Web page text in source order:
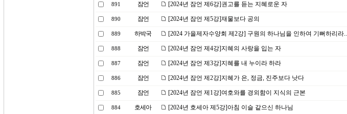
891 잠언 [2024년 잠언 제6강]권고를 듣는 지혜로운 자
890 잠언 [2024년 잠언 제5강]재물보다 공의
889 하박국 [2024 가을제자수양회 제2강] 구원의 하나님을 인하여 기뻐하리라..
888 잠언 [2024년 잠언 제4강]지혜의 사랑을 입는 자
887 잠언 [2024년 잠언 제3강]지혜를 내 누이라 하라
886 잠언 [2024년 잠언 제2강]지혜가 은, 정금, 진주보다 낫다
885 잠언 [2024년 잠언 제1강]여호와를 경외함이 지식의 근본
884 호세아 [2024년 호세아 제5강]아침 이슬 같으신 하나님